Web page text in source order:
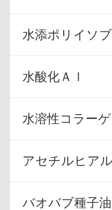
健
水添ポリイソ
水酸化Ａｌ
水溶性コラー
アセチルヒア
バオバブ種子油